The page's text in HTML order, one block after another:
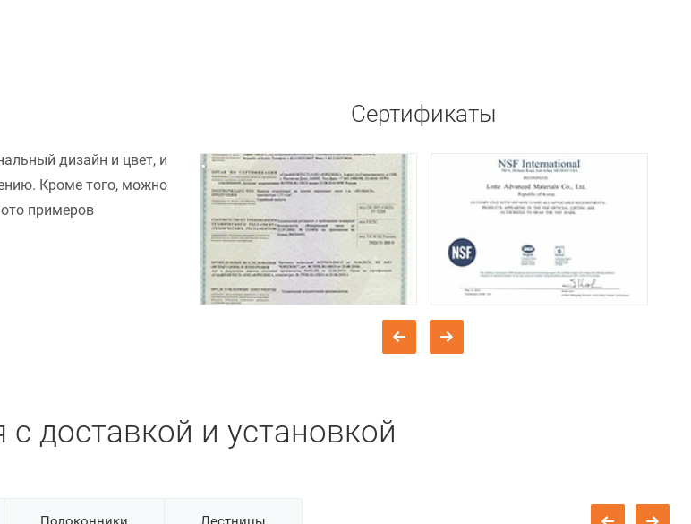
дизайн и цвет, и
Кроме того, можно
примеров
Сертификаты
доставкой и установкой